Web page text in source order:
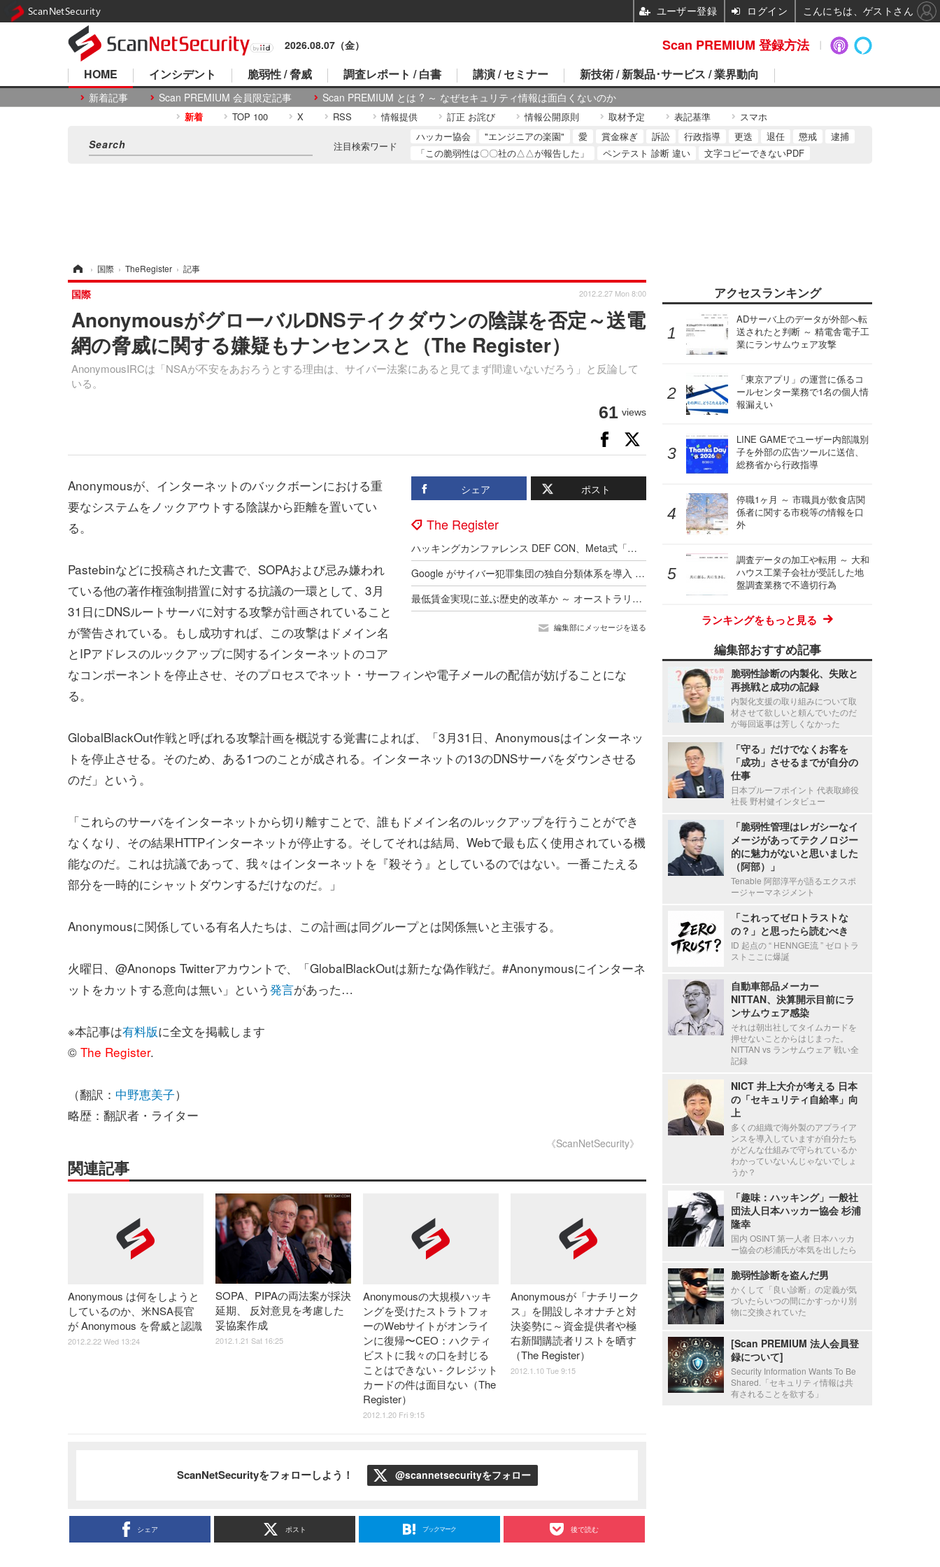
2026.08.07（金）
HOME
新着記事 Scan PREMIUM 会員限定記事 Scan PREMIUM とは ? ～ なぜセキュリティ情報は面白くないのか
インシデント 脆弱性 / 脅威 調査レポート / 白書 講演 / セミナー 新技術 / 新製品･サービス / 業界動向
新着 TOP 100 X RSS 情報提供 訂正 お詫び 情報公開原則 取材予定 表記基準 スマホ
注目検索ワード
ハッカー協会 "エンジニアの楽園" 愛 賞金稼ぎ 訴訟 行政指導 更迭 退任 懲戒
逮捕
「この脆弱性は〇〇社の△△が報告した」
ペンテスト 診断 違い 文字コピーできないPDF
› 国際 › TheRegister › 記事
AnonymousがグローバルDNSテイクダウンの陰謀を否定～送電
網の脅威に関する嫌疑もナンセンスと（The Register）
AnonymousIRCは「NSAが不安をあおろうとする理由は、サイバー法案にあると見てまず間違いないだろう」と反論して
いる。
国際 2012.2.27 Mon 8:00
61 views
シェア ポスト
The Register
ハッキングカンファレンス DEF CON、Meta式「変態メガネ」全面禁止（度付きもNG）広がるスマートグラス締め出し
Google がサイバー犯罪集団の独自分類体系を導入 ～ Microsoft と CrowdStrike が推進した業界統一規則はいずこへ
最低賃金実現に並ぶ歴史的改革か ～ オーストラリア首相が AI 企業に消費する以上の発電とコンテンツ盗用停止を突きつける
編集部にメッセージを送る
Anonymousが、インターネットのバックボーンにおける重
要なシステムをノックアウトする陰謀から距離を置いてい
る。
Pastebinなどに投稿された文書で、SOPAおよび忌み嫌われ
ている他の著作権強制措置に対する抗議の一環として、3月
31日にDNSルートサーバに対する攻撃が計画されていること
が警告されている。もし成功すれば、この攻撃はドメイン名
とIPアドレスのルックアップに関するインターネットのコア
なコンポーネントを停止させ、そのプロセスでネット・サーフィンや電子メールの配信が妨げることにな
る。
GlobalBlackOut作戦と呼ばれる攻撃計画を概説する覚書によれば、「3月31日、Anonymousはインターネッ
トを停止させる。そのため、ある1つのことが成される。インターネットの13のDNSサーバをダウンさせる
のだ」という。
「これらのサーバをインターネットから切り離すことで、誰もドメイン名のルックアップを行うことができ
なくなり、その結果HTTPインターネットが停止する。そしてそれは結局、Webで最も広く使用されている機
能なのだ。これは抗議であって、我々はインターネットを『殺そう』としているのではない。一番こたえる
部分を一時的にシャットダウンするだけなのだ。」
Anonymousに関係している有名人たちは、この計画は同グループとは関係無いと主張する。
火曜日、@Anonops Twitterアカウントで、「GlobalBlackOutは新たな偽作戦だ。#Anonymousにインターネ
ットをカットする意向は無い」という発言があった…
※本記事は有料版に全文を掲載します
© The Register.
（翻訳： 中野恵美子）
略歴：翻訳者・ライター
《ScanNetSecurity》
関連記事
Anonymous は何をしようと
しているのか、米NSA長官
が Anonymous を脅威と認識
2012.2.22 Wed 13:24
SOPA、PIPAの両法案が採決
延期、 反対意見を考慮した
妥協案作成
2012.1.21 Sat 16:25
Anonymousの大規模ハッキ
ングを受けたストラトフォ
ーのWebサイトがオンライ
ンに復帰〜CEO：ハクティ
ビストに我々の口を封じる
ことはできない - クレジット
カードの件は面目ない（The
Register）
2012.1.20 Fri 9:15
Anonymousが「ナチリーク
ス」を開設しネオナチと対
決姿勢に～資金提供者や極
右新聞購読者リストを晒す
（The Register）
2012.1.10 Tue 9:15
ScanNetSecurityをフォローしよう！ @scannetsecurityをフォロー
シェア ポスト ブックマーク 後で読む
アクセスランキング
ADサーバ上のデータが外部へ転
送されたと判断 ～ 精電舎電子工
業にランサムウェア攻撃
「東京アプリ」の運営に係るコ
ールセンター業務で1名の個人情
報漏えい
LINE GAMEでユーザー内部識別
子を外部の広告ツールに送信、
総務省から行政指導
停職1ヶ月 ～ 市職員が飲食店関
係者に関する市税等の情報を口
外
調査データの加工や転用 ～ 大和
ハウス工業子会社が受託した地
盤調査業務で不適切行為
ランキングをもっと見る
編集部おすすめ記事
脆弱性診断の内製化、失敗と
再挑戦と成功の記録
内製化支援の取り組みについて取
材させて欲しいと頼んでいたのだ
が毎回返事は芳しくなかった
「守る」だけでなくお客を
「成功」させるまでが自分の
仕事
日本プルーフポイント 代表取締役
社長 野村健インタビュー
「脆弱性管理はレガシーなイ
メージがあってテクノロジー
的に魅力がないと思いました
（阿部）」
Tenable 阿部淳平が語るエクスポ
ージャーマネジメント
「これってゼロトラストな
の？」と思ったら読むべき
ID 起点の “ HENNGE流 ” ゼロトラ
ストここに爆誕
自動車部品メーカー
NITTAN、決算開示目前にラ
ンサムウェア感染
それは朝出社してタイムカードを
押せないことからはじまった。
NITTAN vs ランサムウェア 戦い全
記録
NICT 井上大介が考える 日本
の「セキュリティ自給率」向
上
多くの組織で海外製のアプライア
ンスを導入していますが自分たち
がどんな仕組みで守られているか
わかっていないんじゃないでしょ
うか？
「趣味：ハッキング」一般社
団法人日本ハッカー協会 杉浦
隆幸
国内 OSINT 第一人者 日本ハッカ
ー協会の杉浦氏が本気を出したら
脆弱性診断を盗んだ男
かくして「良い診断」の定義が気
づいたらいつの間にかすっかり別
物に交換されていた
[Scan PREMIUM 法人会員登
録について]
Security Information Wants To Be
Shared.「セキュリティ情報は共
有されることを欲する」
Scan PREMIUM 登録方法
ScanNetSecurity ユーザー登録 ログイン こんにちは、ゲストさん